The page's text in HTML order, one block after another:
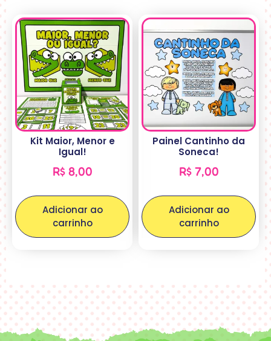
Kit Maior, Menor e
Igual!
R$8,00
Adicionar ao
carrinho
Painel Cantinho da
Soneca!
R$7,00
Adicionar ao
carrinho